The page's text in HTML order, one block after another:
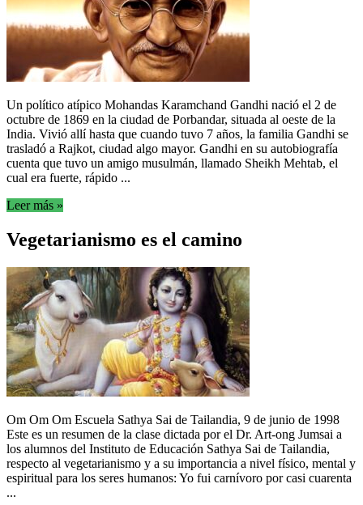
Un político atípico Mohandas Karamchand Gandhi nació el 2 de
octubre de 1869 en la ciudad de Porbandar, situada al oeste de la
India. Vivió allí hasta que cuando tuvo 7 años, la familia Gandhi se
trasladó a Rajkot, ciudad algo mayor. Gandhi en su autobiografía
cuenta que tuvo un amigo musulmán, llamado Sheikh Mehtab, el
cual era fuerte, rápido ...
Leer más »
Vegetarianismo es el camino
Om Om Om Escuela Sathya Sai de Tailandia, 9 de junio de 1998
Este es un resumen de la clase dictada por el Dr. Art-ong Jumsai a
los alumnos del Instituto de Educación Sathya Sai de Tailandia,
respecto al vegetarianismo y a su importancia a nivel físico, mental y
espiritual para los seres humanos: Yo fui carnívoro por casi cuarenta
...